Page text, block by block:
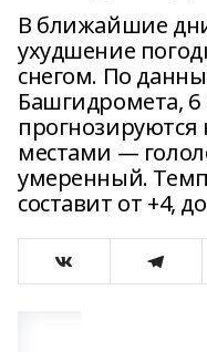
В ближайшие
ухудшение
снегом. По
Башгидромета,
местами —
умеренный.
составит от +4,